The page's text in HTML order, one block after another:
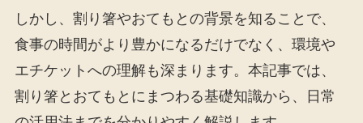
しかし、割り箸やおてもとの背景を知ることで、
食事の時間がより豊かになるだけでなく、環境や
エチケットへの理解も深まります。本記事では、
割り箸とおてもとにまつわる基礎知識から、日常